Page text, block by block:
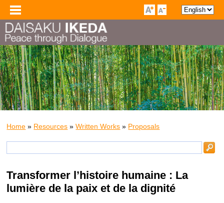
Home » Resources »Written Works » Proposals
Transformer l’histoire humaine : La
lumière de la paix et de la dignité